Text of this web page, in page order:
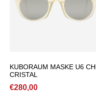
KUBORAUM MASKE U6
CRISTAL
€280,00